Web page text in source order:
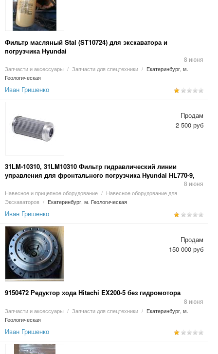
Фильтр масляный Stal (ST10724) для экскаватора и
погрузчика Hyundai
8 июня
Запчасти и аксессуары / Запчасти для спецтехники / Екатеринбург, м.
Геологическая
Иван Гришенко
31LM-10310, 31LM10310 Фильтр гидравлический линии
управления для фронтального погрузчика Hyundai HL770-9,
8 июня
Навесное и прицепное оборудование / Навесное оборудование для
Экскаваторов / Екатеринбург, м. Геологическая
Продам
2 500 руб
Иван Гришенко
9150472 Редуктор хода Hitachi EX200-5 без гидромотора
8 июня
Запчасти и аксессуары / Запчасти для спецтехники / Екатеринбург, м.
Геологическая
Продам
150 000 руб
Иван Гришенко